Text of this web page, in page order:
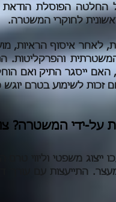
הפוסלת הודאת
לחוקרי המשטרה.
לאחר איסוף הראיות,
ייסגר התיק ואם
זכות לשימוע בטרם יוגש
על-ידי המשטרה?
ייצוג משפטי וליווי
התייעצות עם עורך